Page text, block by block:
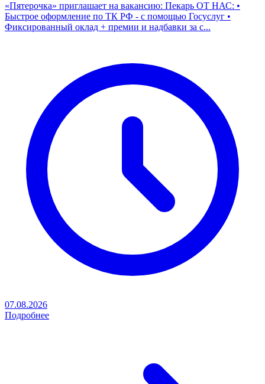
«Пятерочка» приглашает на вакансию: Пекарь ОТ НАС: •
Быстрое оформление по ТК РФ - с помощью Госуслуг •
Фиксированный оклад + премии и надбавки за с...
07.08.2026
Подробнее